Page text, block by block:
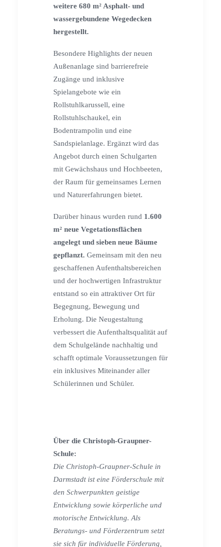
weitere 680 m² Asphalt- und
wassergebundene Wegedecken
hergestellt.
Besondere Highlights der neuen
Außenanlage sind barrierefreie
Zugänge und inklusive
Spielangebote wie ein
Rollstuhlkarussell, eine
Rollstuhlschaukel, ein
Bodentrampolin und eine
Sandspielanlage. Ergänzt wird das
Angebot durch einen Schulgarten
mit Gewächshaus und Hochbeeten,
der Raum für gemeinsames Lernen
und Naturerfahrungen bietet.
Darüber hinaus wurden rund 1.600
m² neue Vegetationsflächen
angelegt und sieben neue Bäume
gepflanzt. Gemeinsam mit den neu
geschaffenen Aufenthaltsbereichen
und der hochwertigen Infrastruktur
entstand so ein attraktiver Ort für
Begegnung, Bewegung und
Erholung. Die Neugestaltung
verbessert die Aufenthaltsqualität auf
dem Schulgelände nachhaltig und
schafft optimale Voraussetzungen für
ein inklusives Miteinander aller
Schülerinnen und Schüler.
Über die Christoph-Graupner-
Schule:
Die Christoph-Graupner-Schule in
Darmstadt ist eine Förderschule mit
den Schwerpunkten geistige
Entwicklung sowie körperliche und
motorische Entwicklung. Als
Beratungs- und Förderzentrum setzt
sie sich für individuelle Förderung,